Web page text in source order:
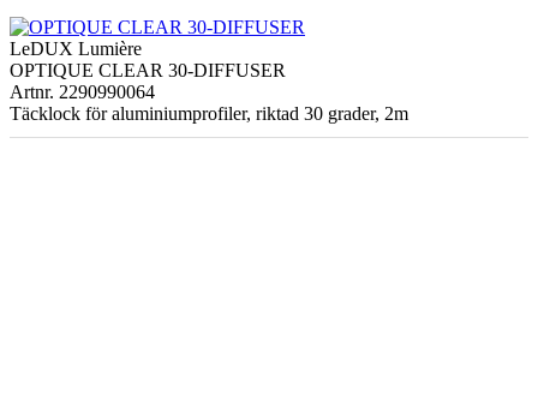
LeDUX Lumière
OPTIQUE CLEAR 30-DIFFUSER
Artnr. 2290990064
Täcklock för aluminiumprofiler, riktad 30 grader, 2m